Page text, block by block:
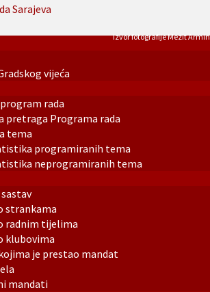
vijeća
rada
pretraga Programa rada
tema
programiranih tema
neprogramiranih tema
strankama
radnim tijelima
klubovima
je prestao mandat
mandati
Izvor fotografije Mezit Armin